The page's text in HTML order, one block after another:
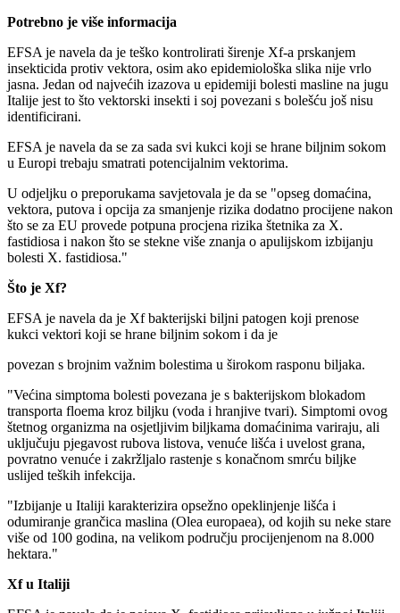
Potrebno je više informacija
EFSA je navela da je teško kontrolirati širenje Xf-a prskanjem
insekticida protiv vektora, osim ako epidemiološka slika nije vrlo
jasna. Jedan od najvećih izazova u epidemiji bolesti masline na jugu
Italije jest to što vektorski insekti i soj povezani s bolešću još nisu
identificirani.
EFSA je navela da se za sada svi kukci koji se hrane biljnim sokom
u Europi trebaju smatrati potencijalnim vektorima.
U odjeljku o preporukama savjetovala je da se "opseg domaćina,
vektora, putova i opcija za smanjenje rizika dodatno procijene nakon
što se za EU provede potpuna procjena rizika štetnika za X.
fastidiosa i nakon što se stekne više znanja o apulijskom izbijanju
bolesti X. fastidiosa."
Što je Xf?
EFSA je navela da je Xf bakterijski biljni patogen koji prenose
kukci vektori koji se hrane biljnim sokom i da je
povezan s brojnim važnim bolestima u širokom rasponu biljaka.
"Većina simptoma bolesti povezana je s bakterijskom blokadom
transporta floema kroz biljku (voda i hranjive tvari). Simptomi ovog
štetnog organizma na osjetljivim biljkama domaćinima variraju, ali
uključuju pjegavost rubova listova, venuće lišća i uvelost grana,
povratno venuće i zakržljalo rastenje s konačnom smrću biljke
uslijed teških infekcija.
"Izbijanje u Italiji karakterizira opsežno opeklinjenje lišća i
odumiranje grančica maslina (Olea europaea), od kojih su neke stare
više od 100 godina, na velikom području procijenjenom na 8.000
hektara."
Xf u Italiji